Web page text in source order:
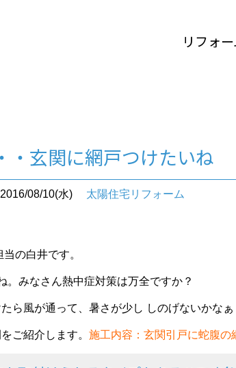
リフォ
・玄関に網戸つけたいね
08/10(水) 太陽住宅リフォーム
の白井です。
みなさん熱中症対策は万全ですか？
ら風が通って、暑さが少し しのげないかな
ご紹介します。 施工内容：玄関引戸に蛇腹の